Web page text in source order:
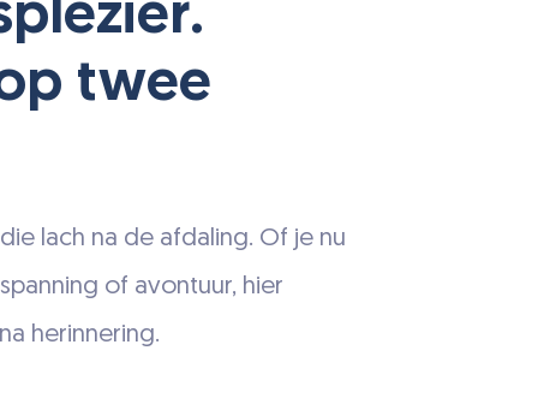
twee
lach na de afdaling. Of je nu
of avontuur, hier
herinnering.